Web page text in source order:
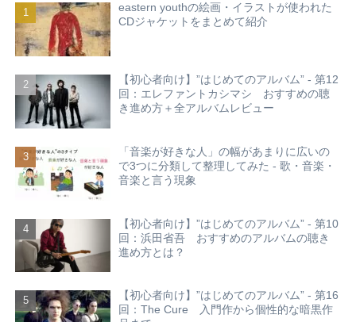
eastern youthの絵画・イラストが使われた
CDジャケットをまとめて紹介
【初心者向け】”はじめてのアルバム” - 第12
回：エレファントカシマシ おすすめの聴
き進め方＋全アルバムレビュー
「音楽が好きな人」の幅があまりに広いの
で3つに分類して整理してみた - 歌・音楽・
音楽と言う現象
【初心者向け】”はじめてのアルバム” - 第10
回：浜田省吾 おすすめのアルバムの聴き
進め方とは？
【初心者向け】”はじめてのアルバム” - 第16
回：The Cure 入門作から個性的な暗黒作